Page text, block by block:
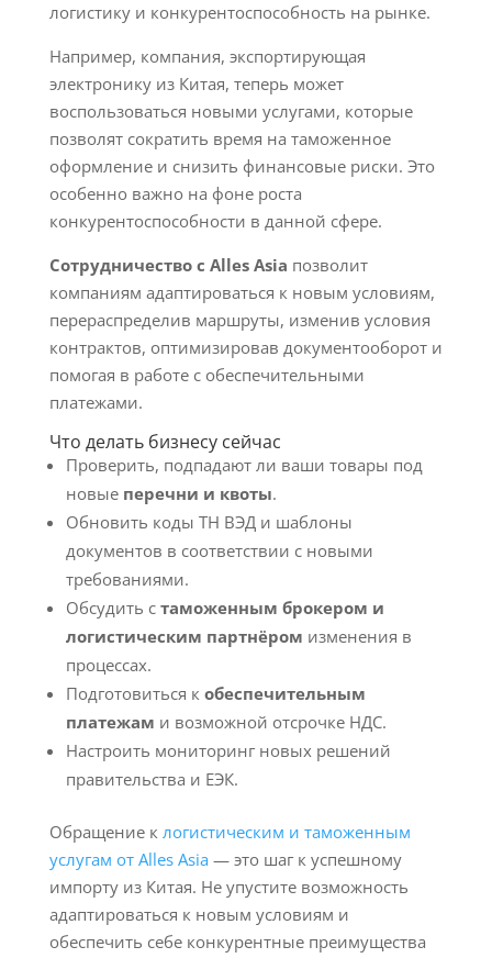
логистику и конкурентоспособность на рынке.
Например, компания, экспортирующая
электронику из Китая, теперь может
воспользоваться новыми услугами, которые
позволят сократить время на таможенное
оформление и снизить финансовые риски. Это
особенно важно на фоне роста
конкурентоспособности в данной сфере.
Сотрудничество с Alles Asia позволит
компаниям адаптироваться к новым условиям,
перераспределив маршруты, изменив условия
контрактов, оптимизировав документооборот и
помогая в работе с обеспечительными
платежами.
Что делать бизнесу сейчас
Проверить, подпадают ли ваши товары под
новые перечни и квоты.
Обновить коды ТН ВЭД и шаблоны
документов в соответствии с новыми
требованиями.
Обсудить с таможенным брокером и
логистическим партнёром изменения в
процессах.
Подготовиться к обеспечительным
платежам и возможной отсрочке НДС.
Настроить мониторинг новых решений
правительства и ЕЭК.
Обращение к логистическим и таможенным
услугам от Alles Asia — это шаг к успешному
импорту из Китая. Не упустите возможность
адаптироваться к новым условиям и
обеспечить себе конкурентные преимущества